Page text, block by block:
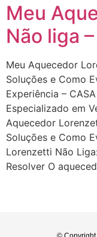
Meu
Não liga
Meu Aquecedor
Soluções e Como
Experiência –
Especializado em
Aquecedor
Soluções e Como
Lorenzetti Não
Resolver O